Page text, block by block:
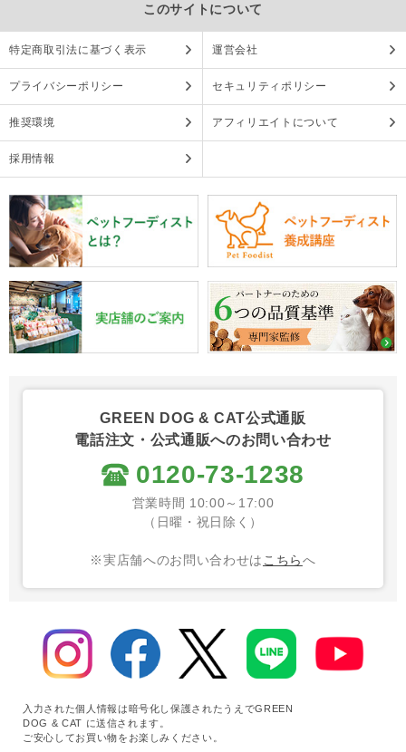
このサイトについて
特定商取引法に基づく表示 運営会社
プライバシーポリシー セキュリティポリシー
推奨環境 アフィリエイトについて
採用情報
GREEN DOG & CAT公式通販
電話注文・公式通販へのお問い合わせ
0120-73-1238
営業時間 10:00～17:00
（日曜・祝日除く）
※実店舗へのお問い合わせはこちらへ
入力された個人情報は暗号化し保護されたうえでGREEN
DOG & CAT に送信されます。
ご安心してお買い物をお楽しみください。